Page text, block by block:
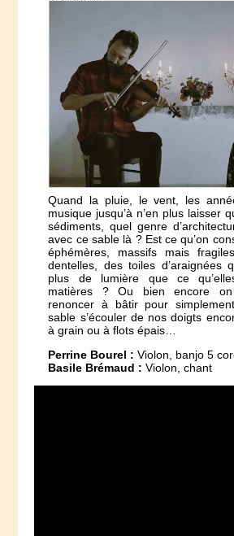
Quand la pluie, le vent, les
musique jusqu’à n’en plus laisser
sédiments, quel genre
avec ce sable là ? Est ce qu’on
éphémères, massifs mais
dentelles, des toiles d’araignées
plus de lumière que ce
matières ? Ou bien encore
renoncer à bâtir pour
sable s’écouler de nos doigts
à grain ou à flots épais…
Perrine Bourel : Violon, banjo 5
Basile Brémaud :Violon, chant